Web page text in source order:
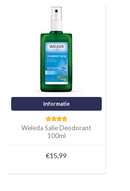
Informatie
Weleda Salie Deodorant
100ml
€15,99